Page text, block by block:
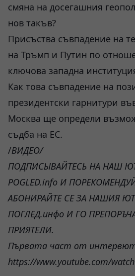
смяна на досегашния
нов такъв?
Присъства съвпадение на
на Тръмп и Путин по
ключова западна
Как това съвпадение на
президентски гарнитури
Москва ще определи
съдба на ЕС.
/ВИДЕО/
ПОДПИСЫВАЙТЕСЬ НА НАШ
POGLED.info И
АБОНИРАЙТЕ СЕ ЗА НАШИЯ
ПОГЛЕД.инфо И ГО
ПРИЯТЕЛИ.
Първата част от
https://www.youtube.com/